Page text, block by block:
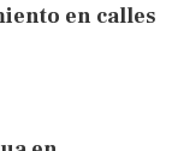
en calles